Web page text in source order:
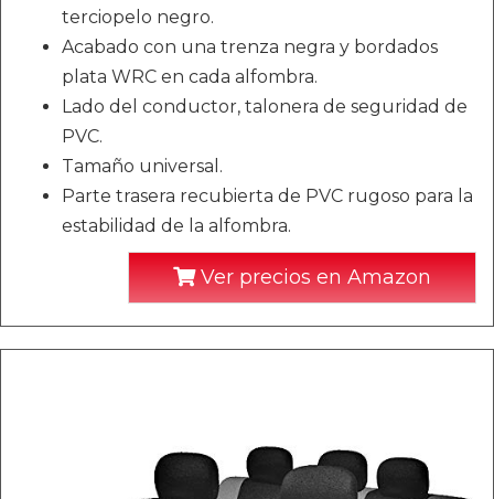
terciopelo negro.
Acabado con una trenza negra y bordados
plata WRC en cada alfombra.
Lado del conductor, talonera de seguridad de
PVC.
Tamaño universal.
Parte trasera recubierta de PVC rugoso para la
estabilidad de la alfombra.
Ver precios en Amazon